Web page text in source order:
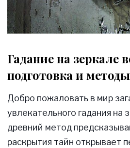
Гадание на зеркале
подготовка и
Добро пожаловать в мир
увлекательного гадания на
древний метод
раскрытия тайн открывает